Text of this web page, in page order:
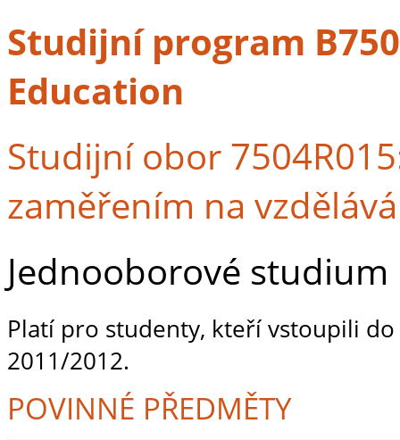
Studijní program
Education
Studijní obor
zaměřením na
Jednooborové studium
Platí pro studenty, kteří vstoupili
2011/2012.
POVINNÉ PŘEDMĚTY